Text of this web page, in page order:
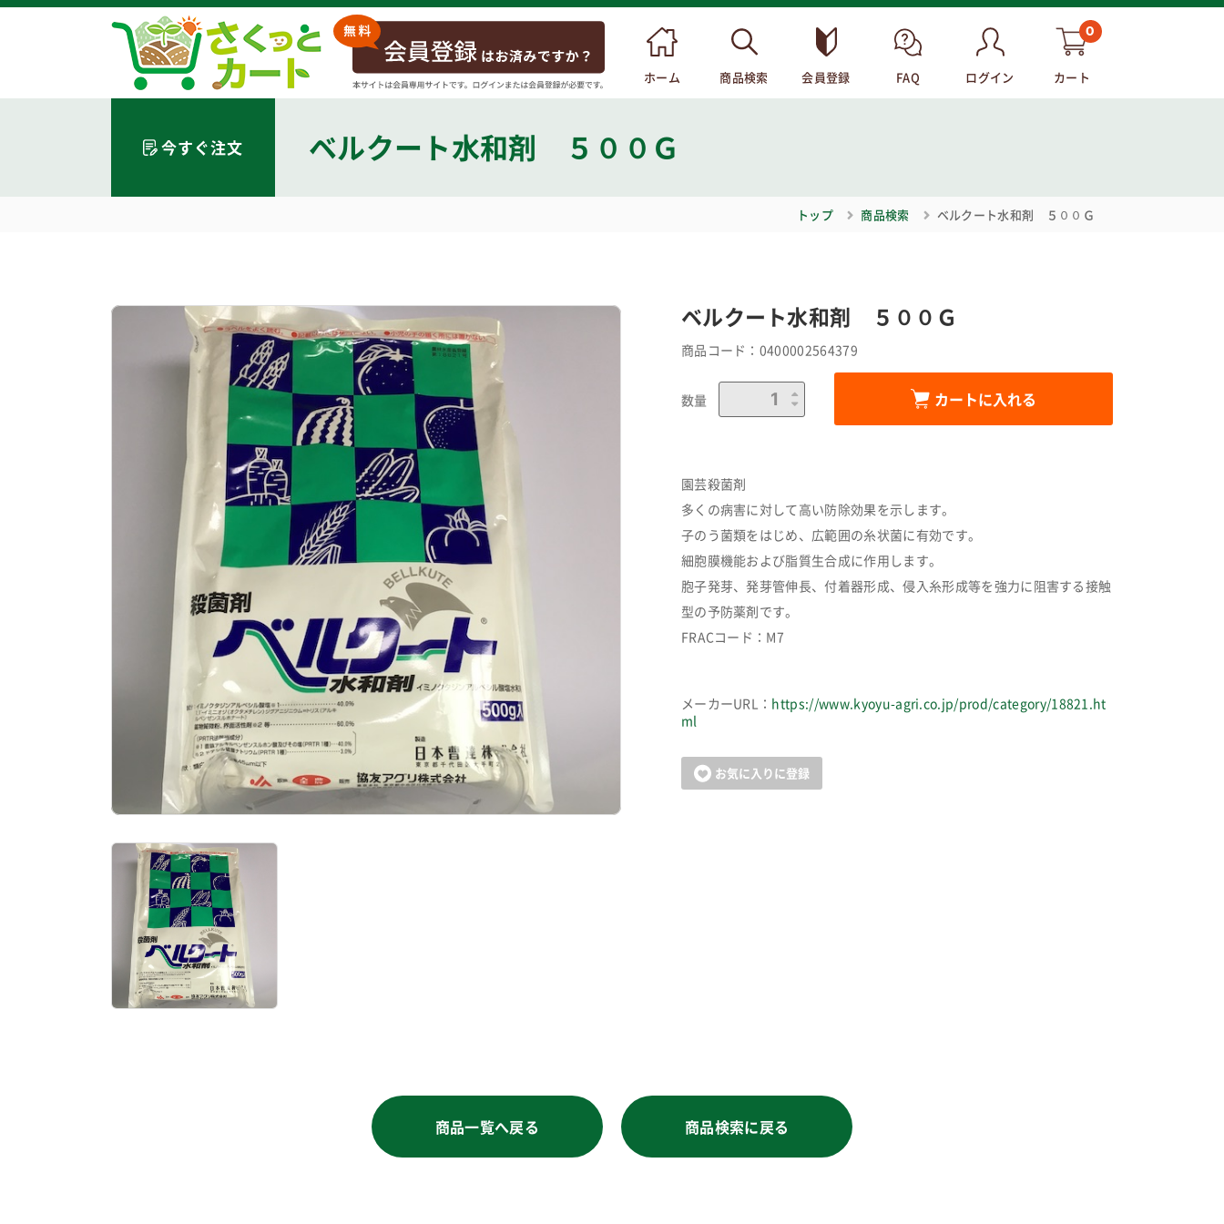
ホーム 商品検索 会員登録 FAQ ログイン
0
カート
今すぐ注文 ベルクート水和剤 ５００Ｇ
トップ 商品検索 ベルクート水和剤 ５００Ｇ
ベルクート水和剤 ５００Ｇ
商品コード： 0400002564379
数量 カートに入れる
カートに追加しました。
お買い物を続ける
園芸殺菌剤
多くの病害に対して高い防除効果を示します。
子のう菌類をはじめ、広範囲の糸状菌に有効です。
細胞膜機能および脂質生合成に作用します。
胞子発芽、発芽管伸長、付着器形成、侵入糸形成等を強力に阻害する接触
型の予防薬剤です。
FRACコード：M7
メーカーURL： https://www.kyoyu-agri.co.jp/prod/category/18821.ht
ml
お気に入りに登録
商品一覧へ戻る 商品検索に戻る